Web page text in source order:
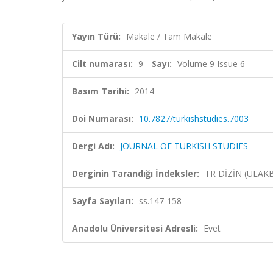
Yayın Türü: Makale / Tam Makale
Cilt numarası: 9 Sayı: Volume 9 Issue 6
Basım Tarihi: 2014
Doi Numarası: 10.7827/turkishstudies.7003
Dergi Adı: JOURNAL OF TURKISH STUDIES
Derginin Tarandığı İndeksler: TR DİZİN
Sayfa Sayıları: ss.147-158
Anadolu Üniversitesi Adresli: Evet